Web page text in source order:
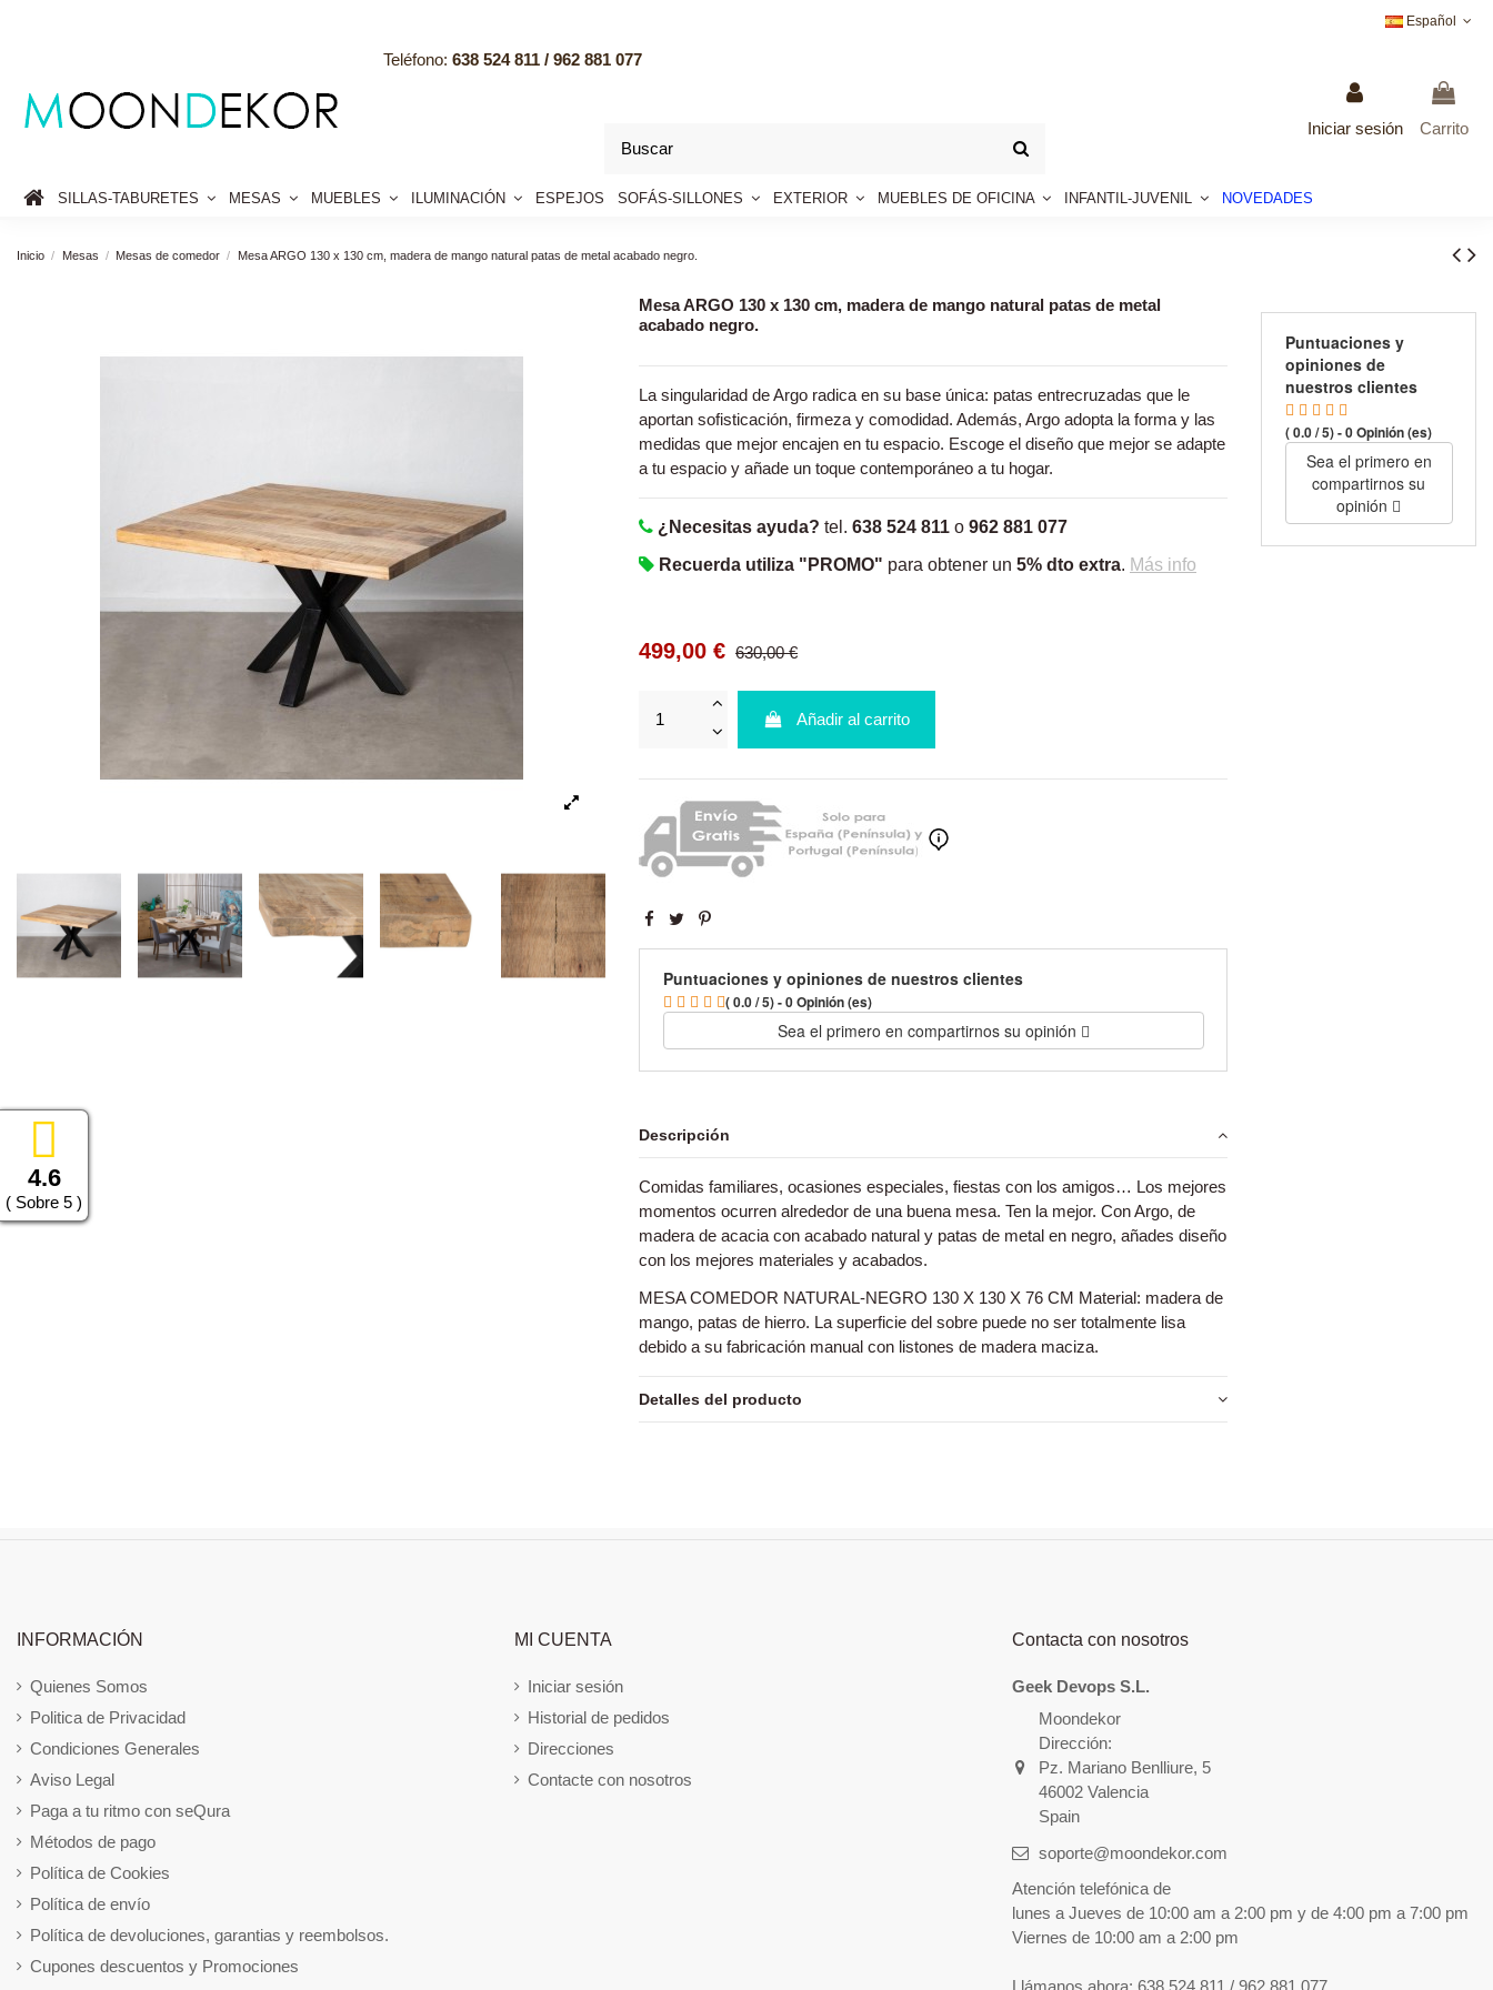
4.6
( Sobre 5 )
Español
Teléfono: 638 524 811 / 962 881 077
Iniciar sesión Carrito
SILLAS-TABURETES MESAS MUEBLES ILUMINACIÓN ESPEJOS SOFÁS-SILLONES EXTERIOR MUEBLES DE OFICINA INFANTIL-JUVENIL NOVEDADES
Inicio Mesas Mesas de comedor Mesa ARGO 130 x 130 cm, madera de mango natural patas de metal acabado negro.
Mesa ARGO 130 x 130 cm, madera de mango natural patas de metal
acabado negro.
La singularidad de Argo radica en su base única: patas entrecruzadas que le
aportan sofisticación, firmeza y comodidad. Además, Argo adopta la forma y las
medidas que mejor encajen en tu espacio. Escoge el diseño que mejor se adapte
a tu espacio y añade un toque contemporáneo a tu hogar.
¿Necesitas ayuda? tel. 638 524 811 o 962 881 077
Recuerda utiliza "PROMO" para obtener un 5% dto extra. Más info
499,00 € 630,00 €
Añadir al carrito
Puntuaciones y opiniones de nuestros clientes
( 0.0 / 5) - 0 Opinión (es)
Sea el primero en compartirnos su opinión
Descripción
Comidas familiares, ocasiones especiales, fiestas con los amigos… Los mejores
momentos ocurren alrededor de una buena mesa. Ten la mejor. Con Argo, de
madera de acacia con acabado natural y patas de metal en negro, añades diseño
con los mejores materiales y acabados.
MESA COMEDOR NATURAL-NEGRO 130 X 130 X 76 CM Material: madera de
mango, patas de hierro. La superficie del sobre puede no ser totalmente lisa
debido a su fabricación manual con listones de madera maciza.
Detalles del producto
Puntuaciones y
opiniones de
nuestros clientes
( 0.0 / 5) - 0 Opinión (es)
Sea el primero en
compartirnos su
opinión
INFORMACIÓN
Quienes Somos
Politica de Privacidad
Condiciones Generales
Aviso Legal
Paga a tu ritmo con seQura
Métodos de pago
Política de Cookies
Política de envío
Política de devoluciones, garantias y reembolsos.
Cupones descuentos y Promociones
MI CUENTA
Iniciar sesión
Historial de pedidos
Direcciones
Contacte con nosotros
Contacta con nosotros
Geek Devops S.L.
Moondekor
Dirección:
Pz. Mariano Benlliure, 5
46002 Valencia
Spain
soporte@moondekor.com
Atención telefónica de
lunes a Jueves de 10:00 am a 2:00 pm y de 4:00 pm a 7:00 pm
Viernes de 10:00 am a 2:00 pm